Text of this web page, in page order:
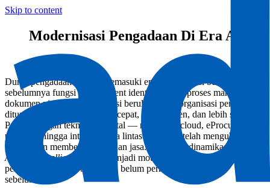
Skip to content
Modernisasi Pengadaan Di Era AI
Dunia pengadaan sedang memasuki era transformasi besar. Jika
sebelumnya fungsi procurement identik dengan proses manual,
dokumen pisik, dan koordinasi berulang, kini organisasi pengadaan
dituntut untuk bergerak lebih cepat, lebih efisien, dan lebih strategis.
Perkembangan teknologi digital — mulai dari cloud, eProcurement
platform, hingga integrasi data lintas sistem — telah mengubah cara
perusahaan membeli barang dan jasa. Di tengah dinamika tersebut,
Artificial Intelligence
(AI) menjadi motor akselerasi yang membawa
pengadaan ke level baru yang belum pernah dibayangkan
sebelumnya.